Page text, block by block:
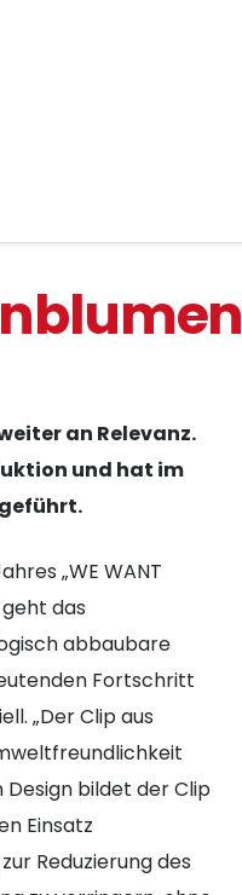
an Relevanz.
und hat im
„WE WANT
das
abbaubare
Fortschritt
„Der Clip aus
Design bildet der Clip
Einsatz
Reduzierung des